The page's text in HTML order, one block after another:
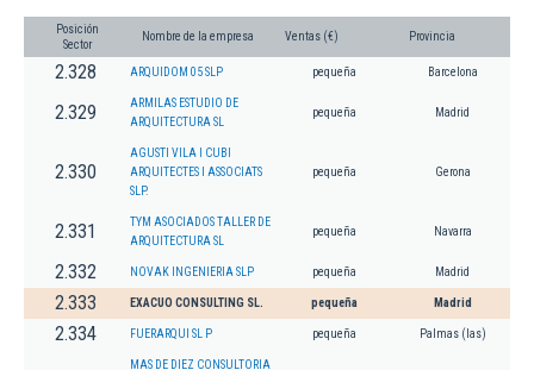
Posición
Sector
Nombre de la empresa Ventas (€) Provincia
2.328 ARQUIDOM 05 SLP pequeña Barcelona
2.329
ARMILAS ESTUDIO DE
ARQUITECTURA SL
pequeña Madrid
2.330
AGUSTI VILA I CUBI
ARQUITECTES I ASSOCIATS
SLP.
pequeña Gerona
2.331
TYM ASOCIADOS TALLER DE
ARQUITECTURA SL
pequeña Navarra
2.332 NOVAK INGENIERIA SLP pequeña Madrid
2.333 EXACUO CONSULTING SL. pequeña Madrid
2.334 FUERARQUI SL P pequeña Palmas (las)
MAS DE DIEZ CONSULTORIA